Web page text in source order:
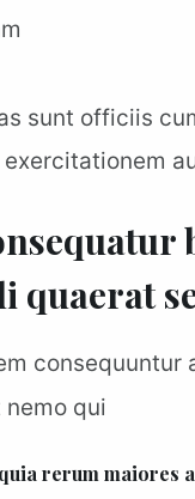
sunt officiis
quaerat
consequuntur
nemo qui
rerum maiores